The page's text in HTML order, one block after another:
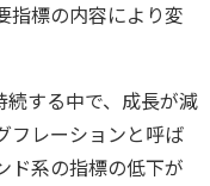
指標の内容により変
続する中で、成長が減
フレーションと呼ば
ド系の指標の低下が